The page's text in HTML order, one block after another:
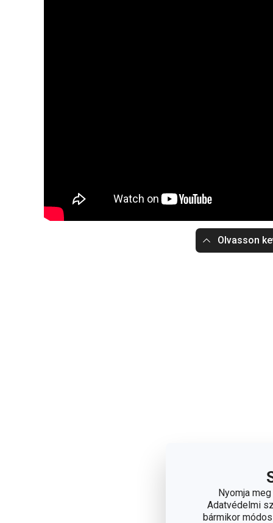
Nyomja
Adatvédelmi
bármikor
Olvasson